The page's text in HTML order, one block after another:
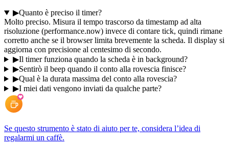
▶Quanto è preciso il timer?
Molto preciso. Misura il tempo trascorso da timestamp ad alta
risoluzione (performance.now) invece di contare tick, quindi rimane
corretto anche se il browser limita brevemente la scheda. Il display si
aggiorna con precisione al centesimo di secondo.
▶Il timer funziona quando la scheda è in background?
▶Sentirò il beep quando il conto alla rovescia finisce?
▶Qual è la durata massima del conto alla rovescia?
▶I miei dati vengono inviati da qualche parte?
Se questo strumento è stato di aiuto per te, considera l’idea di
regalarmi un caffè.